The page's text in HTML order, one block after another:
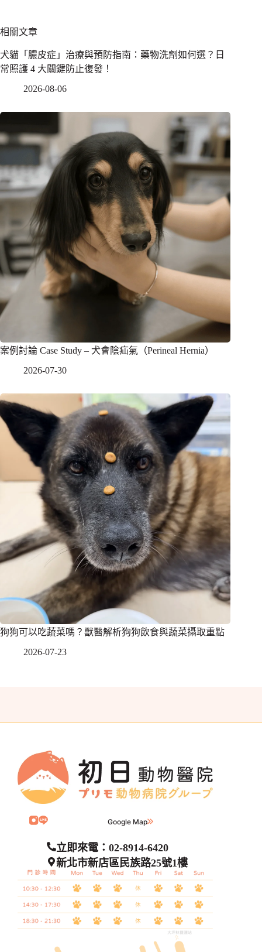
相關文章
犬貓「膿皮症」治療與預防指南：藥物洗劑如何選？日
常照護 4 大關鍵防止復發！
2026-08-06
案例討論 Case Study – 犬會陰疝氣（Perineal Hernia）
2026-07-30
狗狗可以吃蔬菜嗎？獸醫解析狗狗飲食與蔬菜攝取重點
2026-07-23
Google Map
立即來電：02-8914-6420
新北市新店區民族路25號1樓